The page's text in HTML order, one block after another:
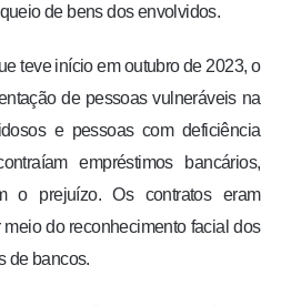
de bens dos envolvidos.
teve início em outubro de 2023, o
de pessoas vulneráveis na
e pessoas com deficiência
empréstimos bancários,
o prejuízo. Os contratos eram
do reconhecimento facial dos
de bancos.